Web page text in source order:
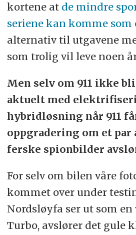
kortene at de mindre
seriene kan komme som
alternativ til utgavene
som trolig vil leve noen
Men selv om 911 ikke
aktuelt med
hybridløsning når 911
oppgradering om et par
ferske spionbilder
For selv om bilen våre
kommet over under
Nordsløyfa ser ut som en
Turbo, avslører det gule